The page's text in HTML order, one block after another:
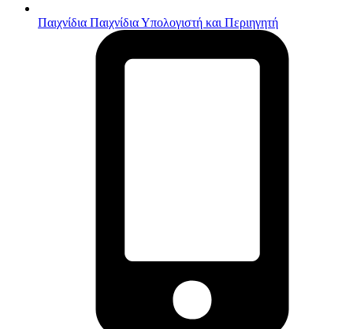
Παιχνίδια Παιχνίδια Υπολογιστή και Περιηγητή